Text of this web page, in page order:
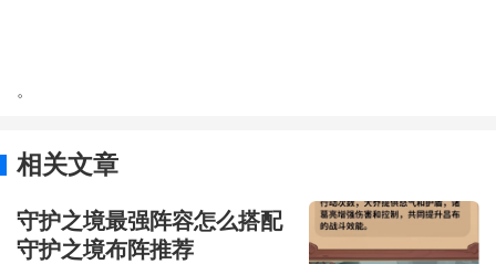
。
相关文章
守护之境最强阵容怎么搭配
守护之境布阵推荐